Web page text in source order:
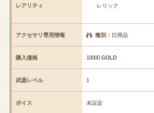
レアリティ レリック
アクセサリ専用情報 種別： 日用品
購入価格 10000GOLD
武器レベル 1
ボイス 未設定